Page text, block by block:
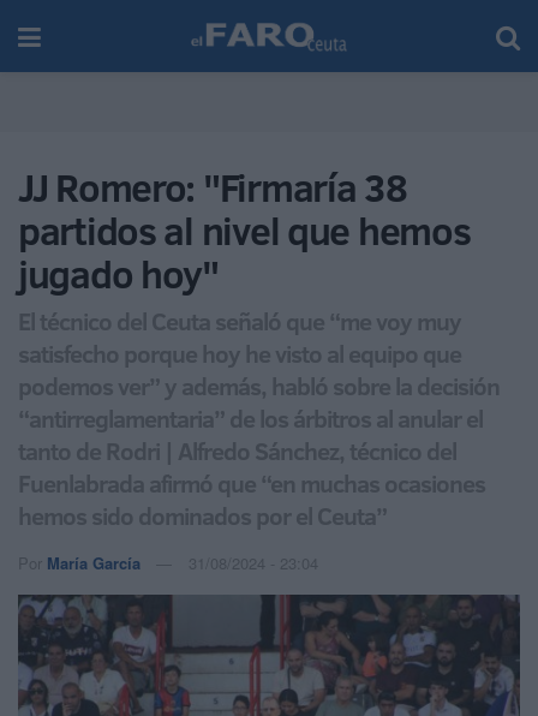
JJ Romero: "Firmaría 38
partidos al nivel que hemos
jugado hoy"
El técnico del Ceuta señaló que “me voy muy
satisfecho porque hoy he visto al equipo que
podemos ver” y además, habló sobre la decisión
“antirreglamentaria” de los árbitros al anular el
tanto de Rodri | Alfredo Sánchez, técnico del
Fuenlabrada afirmó que “en muchas ocasiones
hemos sido dominados por el Ceuta”
Por María García 31/08/2024 - 23:04